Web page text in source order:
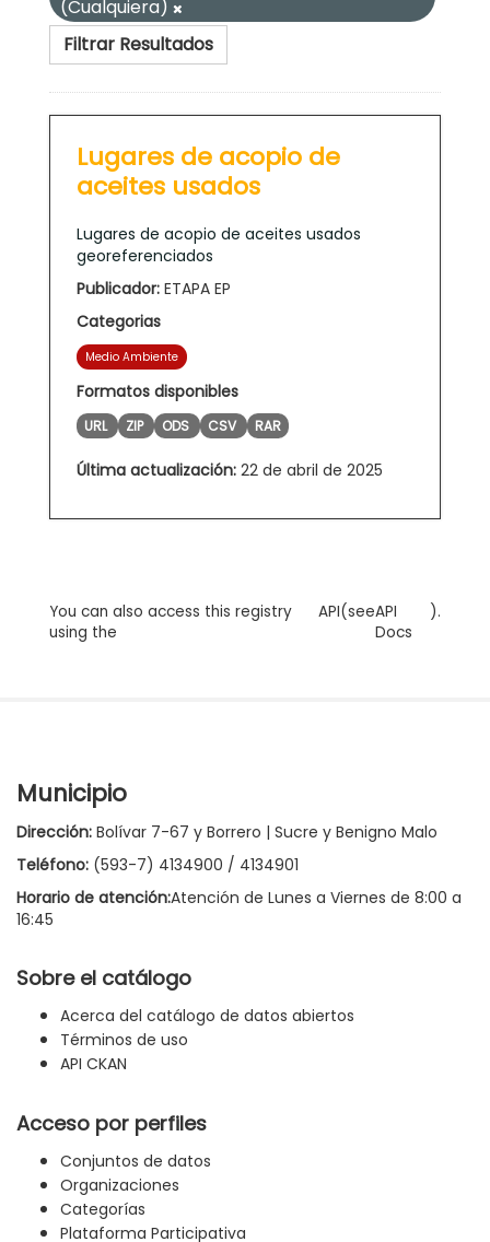
(Cualquiera)
Filtrar Resultados
Lugares de acopio de
aceites usados
Lugares de acopio de aceites usados
georeferenciados
Publicador: ETAPA EP
Categorias
Medio Ambiente
Formatos disponibles
URL ZIP ODS CSV RAR
Última actualización: 22 de abril de 2025
You can also access this registry
using the
API(seeAPI
Docs
).
Municipio
Dirección: Bolívar 7-67 y Borrero | Sucre y Benigno Malo
Teléfono: (593-7) 4134900 / 4134901
Horario de atención:Atención de Lunes a Viernes de 8:00 a
16:45
Sobre el catálogo
Acerca del catálogo de datos abiertos
Términos de uso
API CKAN
Acceso por perfiles
Conjuntos de datos
Organizaciones
Categorías
Plataforma Participativa